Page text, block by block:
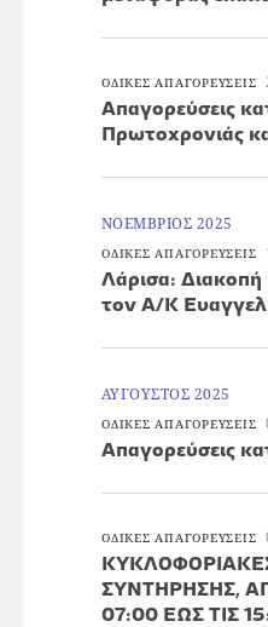
ΟΔΙΚΕΣ ΑΠΑΓΟΡΕΥΣΕΙΣ
Απαγορεύσεις
Πρωτοχρονιάς
ΝΟΕΜΒΡΙΟΣ 2025
ΟΔΙΚΕΣ ΑΠΑΓΟΡΕΥΣΕΙΣ
Λάρισα:
τον Α/Κ
ΑΥΓΟΥΣΤΟΣ 2025
ΟΔΙΚΕΣ ΑΠΑΓΟΡΕΥΣΕΙΣ
Απαγορεύσεις
ΟΔΙΚΕΣ ΑΠΑΓΟΡΕΥΣΕΙΣ
ΣΥΝΤΗΡΗΣΗΣ,
07:00 ΕΩΣ ΤΙΣ